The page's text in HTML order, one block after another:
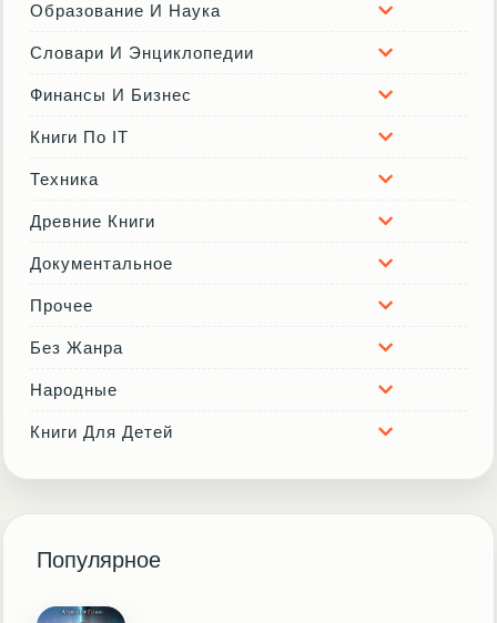
Образование И Наука
Словари И Энциклопедии
Финансы И Бизнес
Книги По IT
Техника
Древние Книги
Документальное
Прочее
Без Жанра
Народные
Книги Для Детей
Популярное